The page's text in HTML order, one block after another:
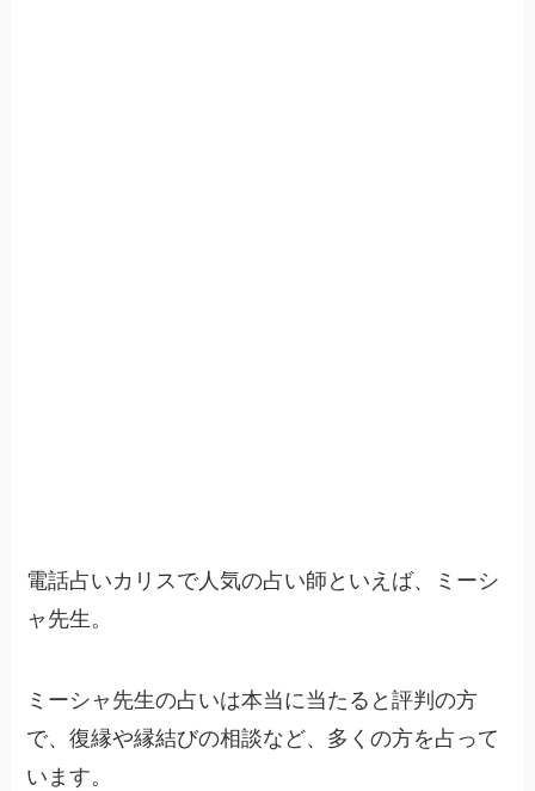
電話占いカリスで人気の占い師といえば、ミーシ
ャ先生。
ミーシャ先生の占いは本当に当たると評判の方
で、復縁や縁結びの相談など、多くの方を占って
います。